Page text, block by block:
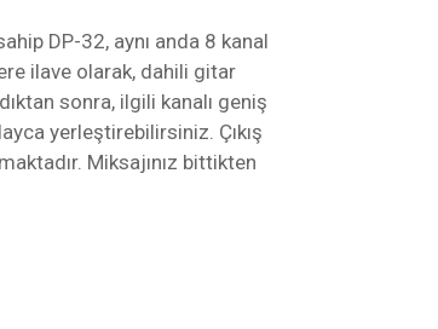
DP-32, aynı anda 8 kanal
ilave olarak, dahili gitar
sonra, ilgili kanalı geniş
yerleştirebilirsiniz. Çıkış
Miksajınız bittikten